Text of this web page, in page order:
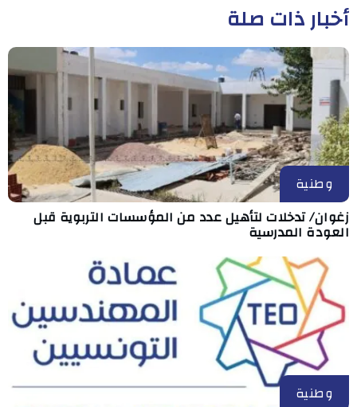
أخبار ذات صلة
وطنية
زغوان/ تدخلات لتأهيل عدد من المؤسسات التربوية قبل
العودة المدرسية
وطنية